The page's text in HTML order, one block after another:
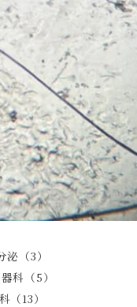
泌（3）
科（5）
（13）